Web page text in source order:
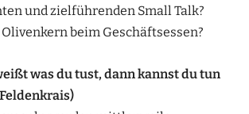
und zielführenden Small Talk?
beim Geschäftsessen?
was du tust, dann kannst du tun